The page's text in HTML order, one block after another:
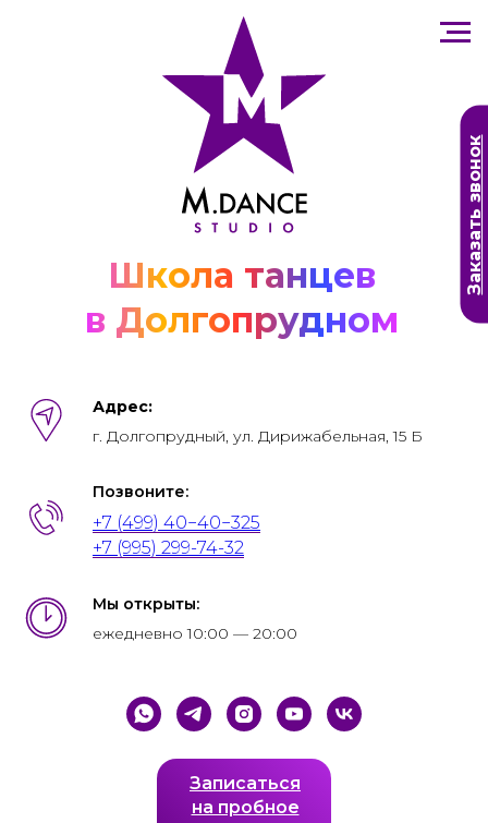
Школа танцев
в Долгопрудном
Адрес:
г. Долгопрудный, ул. Дирижабельная, 15 Б
Позвоните:
+7 (499) 40−40−325
+7 (995) 299-74-32
Мы открыты:
ежедневно 10:00 — 20:00
Записаться
на пробное
Заказать звонок